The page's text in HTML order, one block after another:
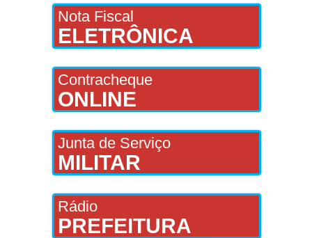
Nota Fiscal
ELETRÔNICA
Contracheque
ONLINE
Junta de Serviço
MILITAR
Rádio
PREFEITURA